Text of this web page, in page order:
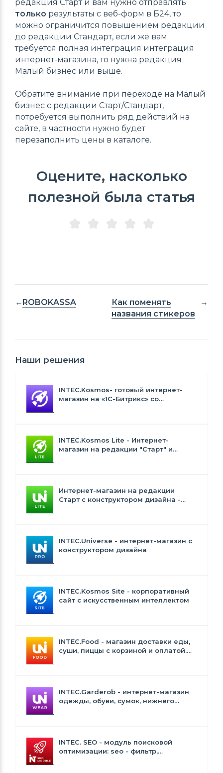
редакция Старт и вам нужно отправлять
только результаты с веб-форм в Б24, то
можно ограничится повышением редакции
до редакции Стандарт, если же вам
требуется полная интеграция интеграция
интернет-магазина, то нужна редакция
Малый бизнес или выше.
Обратите внимание при переходе на Малый
бизнес с редакции Старт/Стандарт,
потребуется выполнить ряд действий на
сайте, в частности нужно будет
перезаполнить цены в каталоге.
Оцените, насколько
полезной была статья
ROBOKASSA
Как поменять
названия стикеров
Наши решения
INTEC.Kosmos- готовый интернет-
магазин на «1С-Битрикс» со
INTEC.Kosmos Lite - Интернет-
магазин на редакции "Старт" и
Интернет-магазин на редакции
Старт с конструктором дизайна -
INTEC.Universe - интернет-магазин с
конструктором дизайна
INTEC.Kosmos Site - корпоративный
сайт с искусственным интеллектом
INTEC.Food - магазин доставки еды,
суши, пиццы с корзиной и оплатой.
INTEC.Garderob - интернет-магазин
одежды, обуви, сумок, нижнего
INTEC. SEO - модуль поисковой
оптимизации: seo - фильтр,